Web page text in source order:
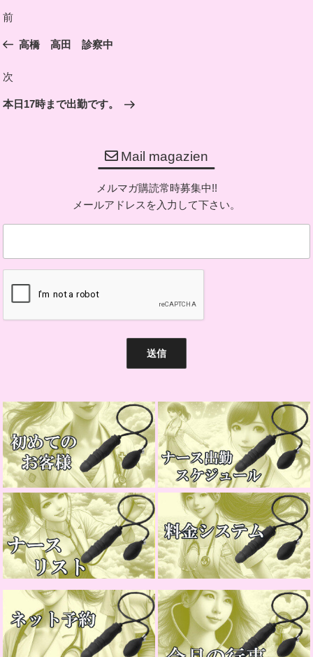
稿
ナ
ゲ
ー
前
投
前
高橋 高田 診察中
次
投
次
本日17時まで出勤です。
Mail magazien
メルマガ購読常時募集中!!
メールアドレスを入力して下さい。